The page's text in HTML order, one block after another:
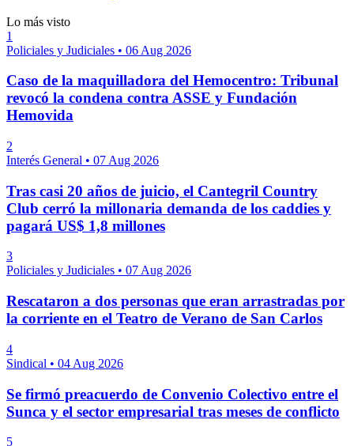
Lo más visto
1
Policiales y Judiciales • 06 Aug 2026
Caso de la maquilladora del Hemocentro: Tribunal
revocó la condena contra ASSE y Fundación
Hemovida
2
Interés General • 07 Aug 2026
Tras casi 20 años de juicio, el Cantegril Country
Club cerró la millonaria demanda de los caddies y
pagará US$ 1,8 millones
3
Policiales y Judiciales • 07 Aug 2026
Rescataron a dos personas que eran arrastradas por
la corriente en el Teatro de Verano de San Carlos
4
Sindical • 04 Aug 2026
Se firmó preacuerdo de Convenio Colectivo entre el
Sunca y el sector empresarial tras meses de conflicto
5